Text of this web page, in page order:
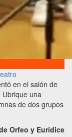
en el salón de
Ubrique una
de dos grupos
Orfeo y Eurídice